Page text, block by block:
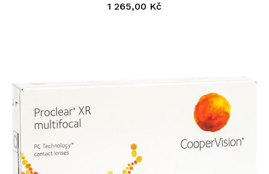
1 265,00 Kč